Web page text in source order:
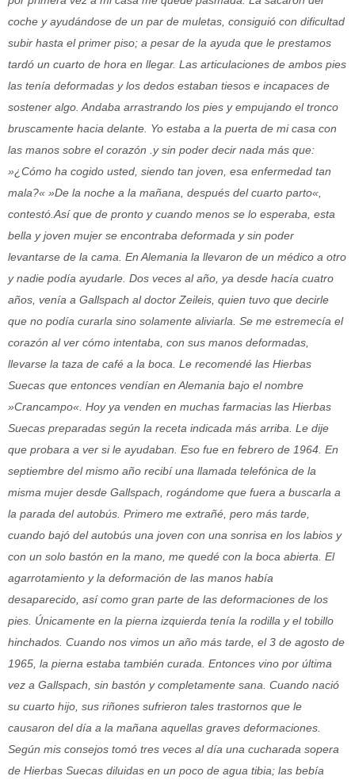
coche y ayudándose de un par de muletas, consiguió con dificultad
subir hasta el primer piso; a pesar de la ayuda que le prestamos
tardó un cuarto de hora en llegar. Las articulaciones de ambos pies
las tenía deformadas y los dedos estaban tiesos e incapaces de
sostener algo. Andaba arrastrando los pies y empujando el tronco
bruscamente hacia delante. Yo estaba a la puerta de mi casa con
las manos sobre el corazón .y sin poder decir nada más que:
»¿Cómo ha cogido usted, siendo tan joven, esa enfermedad tan
mala?« »De la noche a la mañana, después del cuarto parto«,
contestó.Así que de pronto y cuando menos se lo esperaba, esta
bella y joven mujer se encontraba deformada y sin poder
levantarse de la cama. En Alemania la llevaron de un médico a otro
y nadie podía ayudarle. Dos veces al año, ya desde hacía cuatro
años, venía a Gallspach al doctor Zeileis, quien tuvo que decirle
que no podía curarla sino solamente aliviarla. Se me estremecía el
corazón al ver cómo intentaba, con sus manos deformadas,
llevarse la taza de café a la boca. Le recomendé las Hierbas
Suecas que entonces vendían en Alemania bajo el nombre
»Crancampo«. Hoy ya venden en muchas farmacias las Hierbas
Suecas preparadas según la receta indicada más arriba. Le dije
que probara a ver si le ayudaban. Eso fue en febrero de 1964. En
septiembre del mismo año recibí una llamada telefónica de la
misma mujer desde Gallspach, rogándome que fuera a buscarla a
la parada del autobús. Primero me extrañé, pero más tarde,
cuando bajó del autobús una joven con una sonrisa en los labios y
con un solo bastón en la mano, me quedé con la boca abierta. El
agarrotamiento y la deformación de las manos había
desaparecido, así como gran parte de las deformaciones de los
pies. Únicamente en la pierna izquierda tenía la rodilla y el tobillo
hinchados. Cuando nos vimos un año más tarde, el 3 de agosto de
1965, la pierna estaba también curada. Entonces vino por última
vez a Gallspach, sin bastón y completamente sana. Cuando nació
su cuarto hijo, sus riñones sufrieron tales trastornos que le
causaron del día a la mañana aquellas graves deformaciones.
Según mis consejos tomó tres veces al día una cucharada sopera
de Hierbas Suecas diluidas en un poco de agua tibia; las bebía